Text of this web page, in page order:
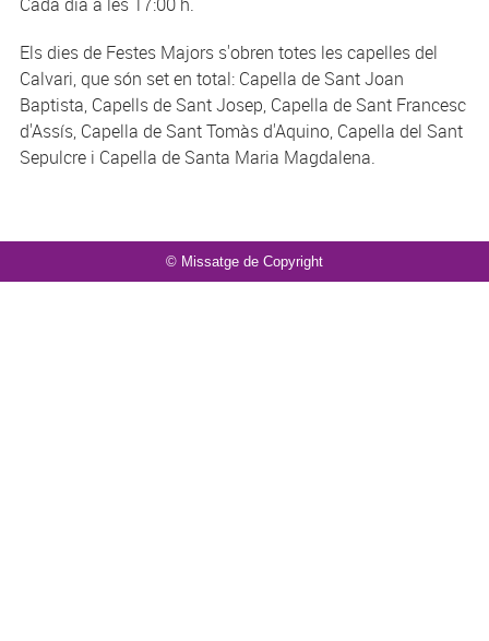
Els dies de Festes Majors s'obren totes les capelles del
Calvari, que són set en total: Capella de Sant Joan
Baptista, Capells de Sant Josep, Capella de Sant Francesc
d'Assís, Capella de Sant Tomàs d'Aquino, Capella del Sant
Sepulcre i Capella de Santa Maria Magdalena.
© Missatge de Copyright